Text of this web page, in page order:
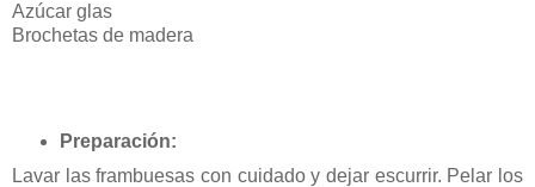
Azúcar glas
Brochetas de madera
Preparación:
Lavar las frambuesas con cuidado y dejar escurrir. Pelar los